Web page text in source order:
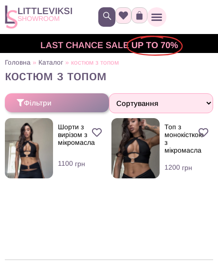
LITTLEVIKSI
SHOWROOM
LAST CHANCE SALE UP TO 70%
Головна » Каталог » костюм з топом
костюм з топом
Фільтри
Шорти з
вирізом з
мікромасла
1100 грн
Топ з
монокісткою
з
мікромасла
1200 грн